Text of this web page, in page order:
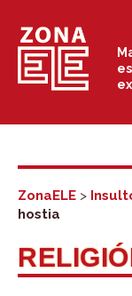
contenido
ZonaELE >
hostia